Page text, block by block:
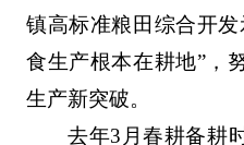
镇高标准粮田综合开
食生产根本在耕地”，
生产新突破。
去年3月春耕备耕